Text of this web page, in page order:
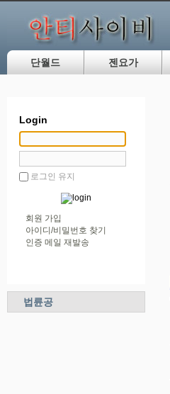
단월드 젠요가
Login
로그인 유지
회원 가입
아이디/비밀번호 찾기
인증 메일 재발송
법륜공